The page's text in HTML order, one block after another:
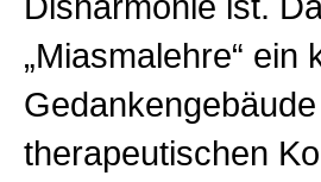
„Miasmalehre“ ein
therapeutischen